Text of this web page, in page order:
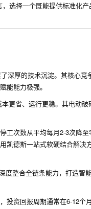
选择一个既能提供标准化产
深厚的技术沉淀。其核心竞
能力极强。
更省、运行更稳。其电动破
次数从平均每月2-3次降至
德斯一站式软硬结合解决方
度整合全链条能力，打造智
投资回报周期通常在6-12个